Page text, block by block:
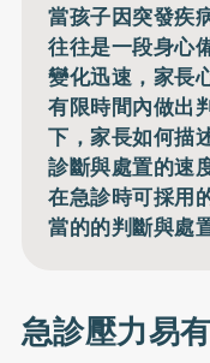
當孩子因突發疾
往往是一段身心
變化迅速，家長
有限時間內做出
下，家長如何描
診斷與處置的速
在急診時可採用
當的的判斷與處
急診壓力易